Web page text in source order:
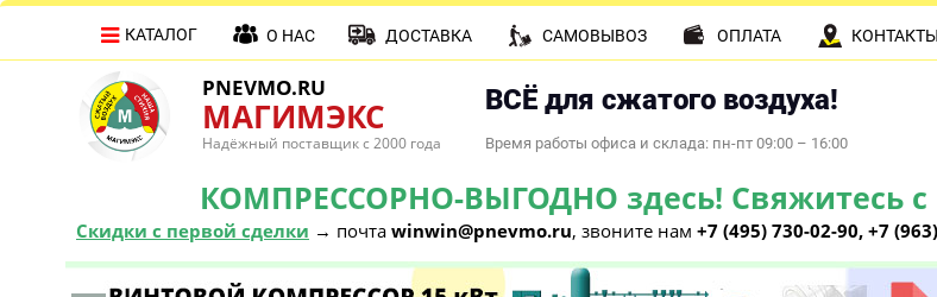
PNEVMO.RU
МАГИМЭКС
Надёжный поставщик с 2000 года
ВСЁ для сжатого воздуха!
Время работы офиса и склада: пн-пт 09:00 – 16:00
КОМПРЕССОРНО-ВЫГОДНО здесь! Свяжитесь с
Скидки с первой сделки → почта winwin@pnevmo.ru, звоните нам +7 (495) 730-02-90, +7
КАТАЛОГ О НАС ДОСТАВКА САМОВЫВОЗ ОПЛАТА КОНТАКТЫ